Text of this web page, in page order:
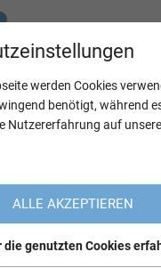
werden Cookies
benötigt, während
Nutzererfahrung auf
ALLE AKZEPTIEREN
die genutzten Cookies